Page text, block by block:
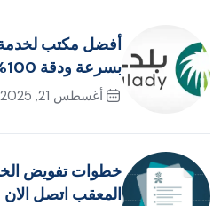
أفضل مكتب
بسرعة ودقة 100%
أغسطس 21, 2025
خطوات تفويض
المعقب اتصل الان